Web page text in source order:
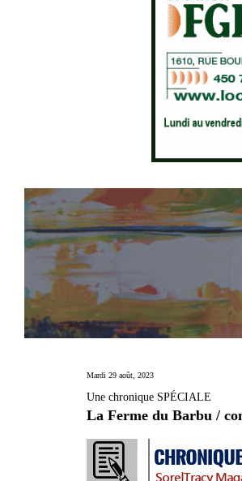
Mardi 29 août, 2023
Une chronique SPÉCIALE
La Ferme du Barbu /